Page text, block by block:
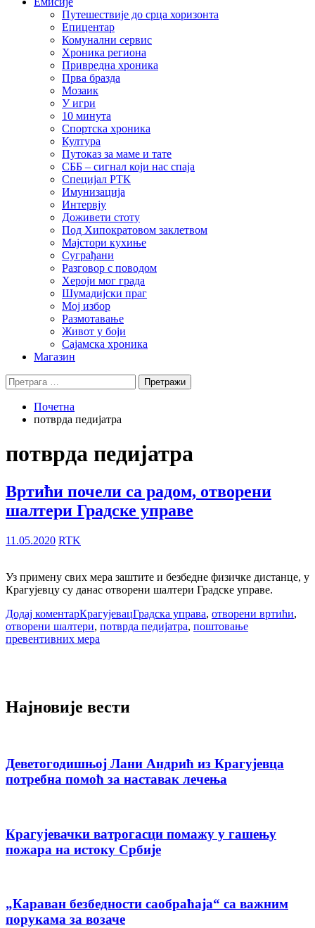
Путешествије до срца хоризонта
Епицентар
Комунални сервис
Хроника региона
Привредна хроника
Прва бразда
Мозаик
У игри
10 минута
Спортска хроника
Култура
Путоказ за маме и тате
СББ – сигнал који нас спаја
Специјал РТК
Имунизација
Интервју
Доживети стоту
Под Хипократовом заклетвом
Мајстори кухиње
Суграђани
Разговор с поводом
Хероји мог града
Шумадијски праг
Мој избор
Размотавање
Живот у боји
Сајамска хроника
Магазин
Претрага
за:
Почетна
потврда педијатра
потврда педијатра
Вртићи почели са радом, отворени
шалтери Градске управе
11.05.2020 RTK
Уз примену свих мера заштите и безбедне физичке дистанце, у
Крагујевцу су данас отворени шалтери Градске управе.
Додај коментарКрагујевацГрадска управа, отворени вртићи,
отворени шалтери, потврда педијатра, поштовање
превентивних мера
Најновије вести
Деветогодишњој Лани Андрић из Крагујевца
потребна помоћ за наставак лечења
Крагујевачки ватрогасци помажу у гашењу
пожара на истоку Србије
„Караван безбедности саобраћаја“ са важним
порукама за возаче